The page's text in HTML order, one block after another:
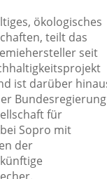
ökologisches
teilt das
seit
ist darüber
für
Sopro mit
der